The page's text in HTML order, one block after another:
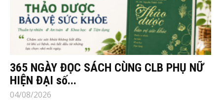
365 NGÀY ĐỌC SÁCH CÙNG CLB PHỤ NỮ
HIỆN ĐẠI số...
04/08/2026